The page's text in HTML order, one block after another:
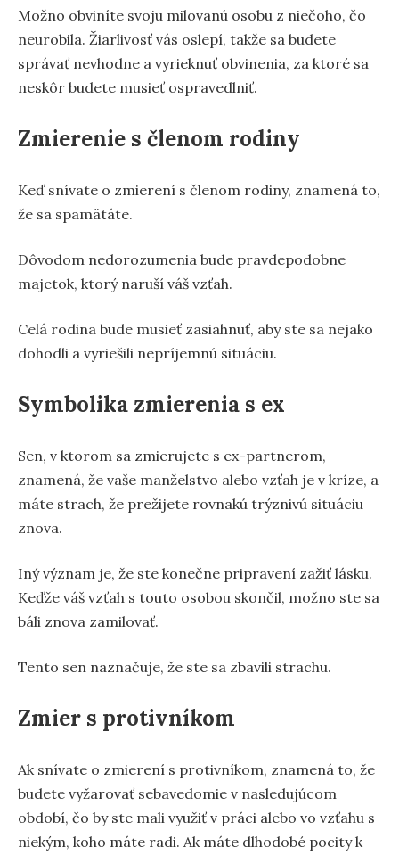
Možno obviníte svoju milovanú osobu z niečoho, čo
neurobila. Žiarlivosť vás oslepí, takže sa budete
správať nevhodne a vyrieknuť obvinenia, za ktoré sa
neskôr budete musieť ospravedlniť.
Zmierenie s členom rodiny
Keď snívate o zmierení s členom rodiny, znamená to,
že sa spamätáte.
Dôvodom nedorozumenia bude pravdepodobne
majetok, ktorý naruší váš vzťah.
Celá rodina bude musieť zasiahnuť, aby ste sa nejako
dohodli a vyriešili nepríjemnú situáciu.
Symbolika zmierenia s ex
Sen, v ktorom sa zmierujete s ex-partnerom,
znamená, že vaše manželstvo alebo vzťah je v kríze, a
máte strach, že prežijete rovnakú trýznivú situáciu
znova.
Iný význam je, že ste konečne pripravení zažiť lásku.
Keďže váš vzťah s touto osobou skončil, možno ste sa
báli znova zamilovať.
Tento sen naznačuje, že ste sa zbavili strachu.
Zmier s protivníkom
Ak snívate o zmierení s protivníkom, znamená to, že
budete vyžarovať sebavedomie v nasledujúcom
období, čo by ste mali využiť v práci alebo vo vzťahu s
niekým, koho máte radi. Ak máte dlhodobé pocity k